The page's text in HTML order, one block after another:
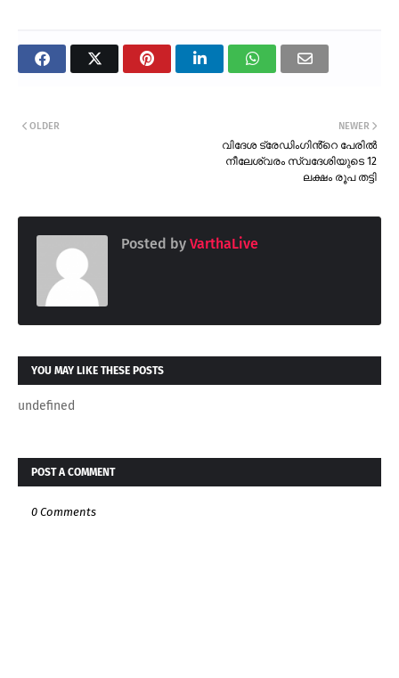
NEWER
വിദേശ ട്രേഡിംഗിൻ്റെ പേരിൽ
നീലേശ്വരം സ്വദേശിയുടെ 12
ലക്ഷം രൂപ തട്ടി
OLDER
Posted by VarthaLive
YOU MAY LIKE THESE POSTS
undefined
POST A COMMENT
0 Comments